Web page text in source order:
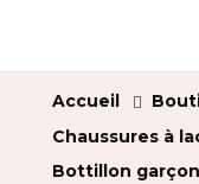
Accueil
Chaussures à
Bottillon garçon